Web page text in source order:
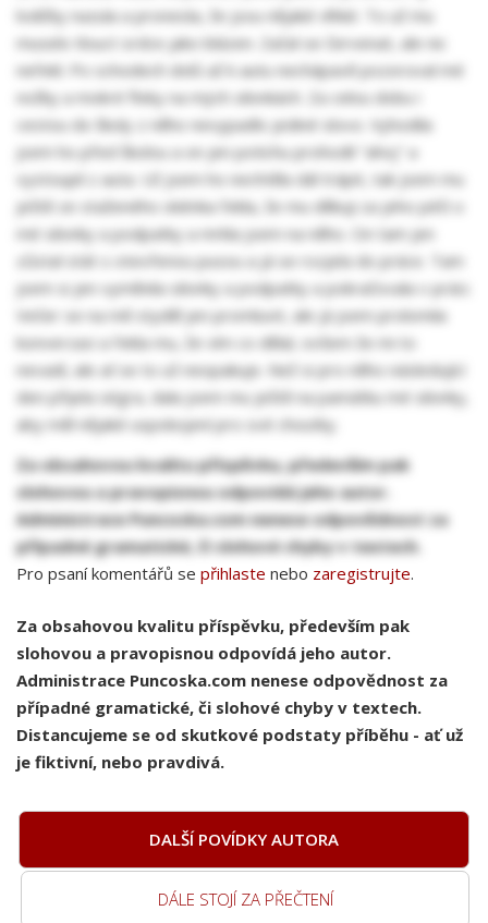
lodičky nazula a pronesla, že jsou nějaké vlhké. To už mu
muselo tlouct srdce jako blázen. Začal se červenat, ale nic
neřekl. Po schodech dolů až k autu nechápavě pozoroval mé
nožky a mokré fleky na mých silonkách. Za celou dobu i
cestou do školy z něho nevypadlo jediné slovo. Vyhodila
jsem ho před školou a on jen potichu prohodil "ahoj" a
vystoupil z auta. Už jsem ho nechtěla dál trápit, tak jsem mu
ještě ze staženého okénka řekla, že mu děkuji za jeho péči o
mé silonky a podpatky a mrkla jsem na něho. On tam jen
zůstal stát s otevřenou pusou a já se rozjela do práce. Tam
jsem si jen vyměnila silonky a podpatky a pokračovala v práci.
Večer se na mě styděl jen promluvit, ale já jsem prolomila
konverzaci a řekla mu, že vím co dělal, ovšem že mi to
nevadí, ale ať se to už neopakuje. Než si pro něho následující
den přijela ségra, dala jsem mu ještě na památku mé silonky,
aby měl nějaké uspokojení pro své choutky.
Za obsahovou kvalitu příspěvku, především pak
slohovou a pravopisnou odpovídá jeho autor.
Administrace Puncoska.com nenese odpovědnost za
případné gramatické, či slohové chyby v textech.
Pro psaní komentářů se přihlaste nebo zaregistrujte.
Za obsahovou kvalitu příspěvku, především pak
slohovou a pravopisnou odpovídá jeho autor.
Administrace Puncoska.com nenese odpovědnost za
případné gramatické, či slohové chyby v textech.
Distancujeme se od skutkové podstaty příběhu - ať už
je fiktivní, nebo pravdivá.
DALŠÍ POVÍDKY AUTORA
DÁLE STOJÍ ZA PŘEČTENÍ